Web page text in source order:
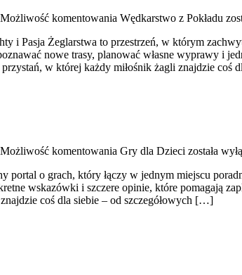
Możliwość komentowania Wędkarstwo z Pokładu
i Pasja Żeglarstwa to przestrzeń, w którym
nowe trasy, planować własne wyprawy i
przystań, w której każdy miłośnik żagli znajdzie
Możliwość komentowania Gry dla Dzieci została
portal o grach, który łączy w jednym miejscu
wskazówki i szczere opinie, które pomagają
coś dla siebie – od szczegółowych […]